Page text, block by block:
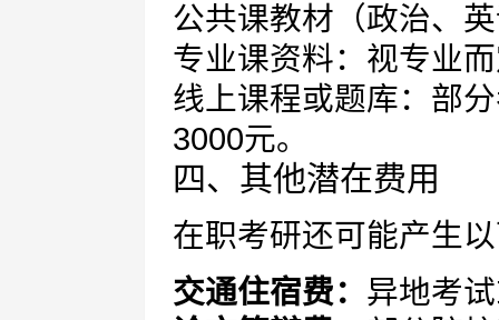
公共课教材（政治、
专业课资料：视专业
线上课程或题库：部
3000元。
四、其他潜在费用
在职考研还可能产生
交通住宿费： 异地考